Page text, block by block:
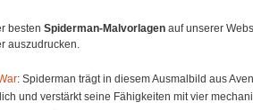
besten Spiderman-Malvorlagen auf unserer
auszudrucken.
: Spiderman trägt in diesem Ausmalbild aus
und verstärkt seine Fähigkeiten mit vier